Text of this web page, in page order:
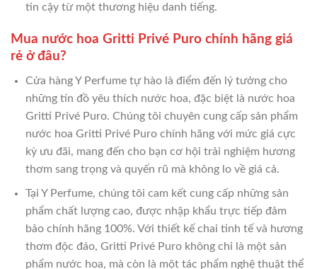
tin cậy từ một thương hiệu danh tiếng.
Mua nước hoa Gritti Privé Puro chính hãng giá
rẻ ở đâu?
Cửa hàng Y Perfume tự hào là điểm đến lý tưởng cho
những tín đồ yêu thích nước hoa, đặc biệt là nước hoa
Gritti Privé Puro. Chúng tôi chuyên cung cấp sản phẩm
nước hoa Gritti Privé Puro chính hãng với mức giá cực
kỳ ưu đãi, mang đến cho bạn cơ hội trải nghiệm hương
thơm sang trọng và quyến rũ mà không lo về giá cả.
Tại Y Perfume, chúng tôi cam kết cung cấp những sản
phẩm chất lượng cao, được nhập khẩu trực tiếp đảm
bảo chính hãng 100%. Với thiết kế chai tinh tế và hương
thơm độc đáo, Gritti Privé Puro không chỉ là một sản
phẩm nước hoa, mà còn là một tác phẩm nghệ thuật thể